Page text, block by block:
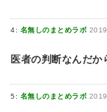
4: 名無しのまとめラボ
医者の判断なんだか
5: 名無しのまとめラボ